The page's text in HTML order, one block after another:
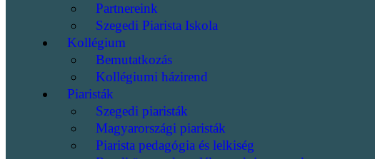
Partnereink
Szegedi Piarista Iskola
Kollégium
Bemutatkozás
Kollégiumi házirend
Piaristák
Szegedi piaristák
Magyarországi piaristák
Piarista pedagógia és lelkiség